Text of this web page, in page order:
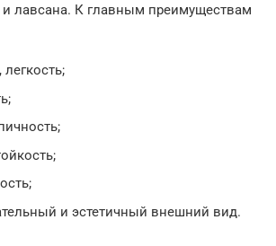
лавсана. К главным преимуществам
легкость;
и эстетичный внешний вид.